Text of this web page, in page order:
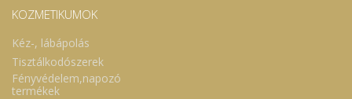
KOZMETIKUMOK
Kéz-, lábápolás
Tisztálkodószerek
Fényvédelem,napozó
termékek